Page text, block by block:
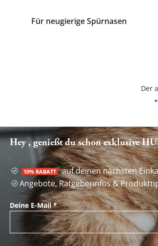
Für neugierige Spürnasen
Der
Hey , genießt du schon exklusive
10% RABATT auf deinen nächsten
Angebote, Ratgeberinfos &
Deine E-Mail*